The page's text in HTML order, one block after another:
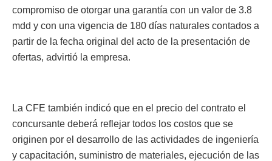
compromiso de otorgar una garantía con un valor de 3.8
mdd y con una vigencia de 180 días naturales contados a
partir de la fecha original del acto de la presentación de
ofertas, advirtió la empresa.
La CFE también indicó que en el precio del contrato el
concursante deberá reflejar todos los costos que se
originen por el desarrollo de las actividades de ingeniería
y capacitación, suministro de materiales, ejecución de las